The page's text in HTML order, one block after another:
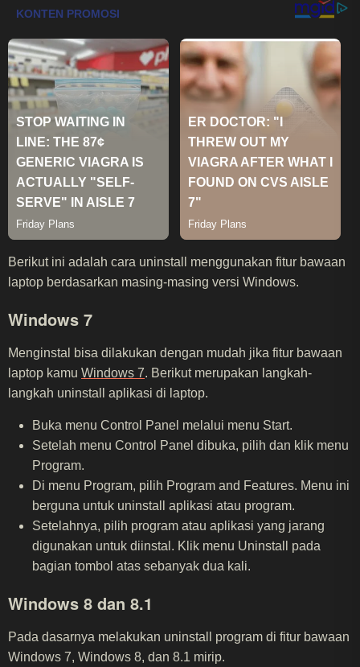
Berikut ini adalah cara uninstall menggunakan fitur bawaan
laptop berdasarkan masing-masing versi Windows.
Windows 7
Menginstal bisa dilakukan dengan mudah jika fitur bawaan
laptop kamu Windows 7. Berikut merupakan langkah-
langkah uninstall aplikasi di laptop.
Buka menu Control Panel melalui menu Start.
Setelah menu Control Panel dibuka, pilih dan klik menu
Program.
Di menu Program, pilih Program and Features. Menu ini
berguna untuk uninstall aplikasi atau program.
Setelahnya, pilih program atau aplikasi yang jarang
digunakan untuk diinstal. Klik menu Uninstall pada
bagian tombol atas sebanyak dua kali.
Windows 8 dan 8.1
Pada dasarnya melakukan uninstall program di fitur bawaan
Windows 7, Windows 8, dan 8.1 mirip.